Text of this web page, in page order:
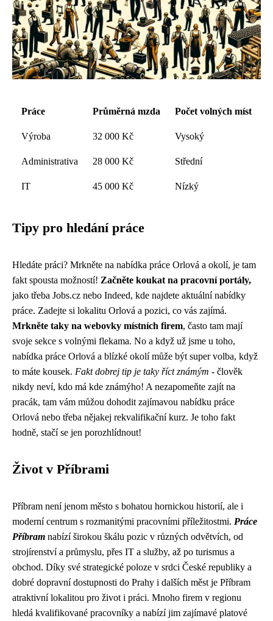
Práce Průměrná mzda Počet volných míst
Výroba 32 000 Kč Vysoký
Administrativa 28 000 Kč Střední
IT 45 000 Kč Nízký
Tipy pro hledání práce
Hledáte práci? Mrkněte na nabídka práce Orlová a okolí, je tam
fakt spousta možností! Začněte koukat na pracovní portály,
jako třeba Jobs.cz nebo Indeed, kde najdete aktuální nabídky
práce. Zadejte si lokalitu Orlová a pozici, co vás zajímá.
Mrkněte taky na webovky místních firem, často tam mají
svoje sekce s volnými flekama. No a když už jsme u toho,
nabídka práce Orlová a blízké okolí může být super volba, když
to máte kousek. Fakt dobrej tip je taky říct známým - člověk
nikdy neví, kdo má kde známýho! A nezapomeňte zajít na
pracák, tam vám můžou dohodit zajímavou nabídku práce
Orlová nebo třeba nějakej rekvalifikační kurz. Je toho fakt
hodně, stačí se jen porozhlídnout!
Život v Příbrami
Příbram není jenom město s bohatou hornickou historií, ale i
moderní centrum s rozmanitými pracovními příležitostmi. Práce
Příbram nabízí širokou škálu pozic v různých odvětvích, od
strojírenství a průmyslu, přes IT a služby, až po turismus a
obchod. Díky své strategické poloze v srdci České republiky a
dobré dopravní dostupnosti do Prahy i dalších měst je Příbram
atraktivní lokalitou pro život i práci. Mnoho firem v regionu
hledá kvalifikované pracovníky a nabízí jim zajímavé platové